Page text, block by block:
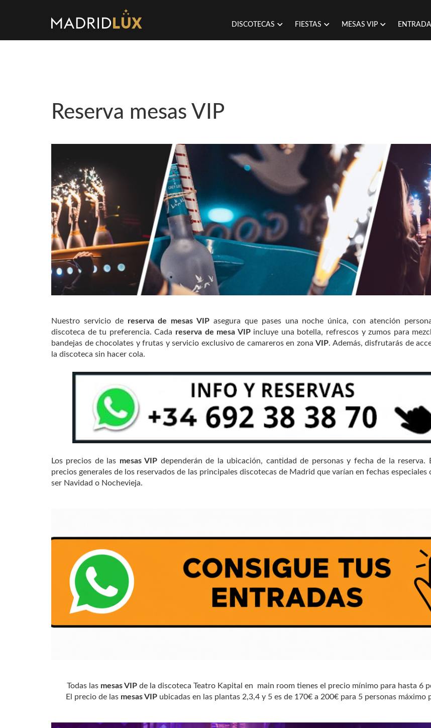
DISCOTECAS FIESTAS MESAS VIP
Reserva mesas VIP
Nuestro servicio de reserva de mesas VIP asegura que pases una noche única, con atención
discoteca de tu preferencia. Cada reserva de mesa VIPincluye una botella, refrescos y zumos para
bandejas de chocolates y frutas y servicio exclusivo de camareros en zonaVIP. Además, disfrutarás de
la discoteca sin hacer cola.
Los precios de las mesas VIP dependerán de la ubicación, cantidad de personas y fecha de la reserva.
precios generales de los reservados de las principales discotecas de Madrid que varían en fechas especiales
ser Navidad o Nochevieja.
Todas las mesas VIP de la discoteca Teatro Kapital en main room tienes el precio mínimo para hasta 6
El precio de las mesas VIP ubicadas en las plantas 2,3,4 y 5 es de 170€ a 200€ para 5 personas máximo